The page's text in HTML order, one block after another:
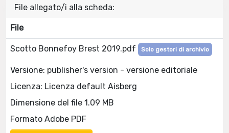
File allegato/i alla scheda:
File
Scotto Bonnefoy Brest 2019.pdf Solo gestori di archivio
Versione: publisher's version - versione editoriale
Licenza: Licenza default Aisberg
Dimensione del file 1.09 MB
Formato Adobe PDF